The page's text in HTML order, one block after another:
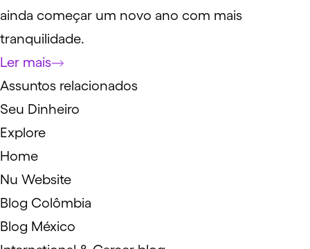
ainda começar um novo ano com mais
tranquilidade.
Ler mais
Assuntos relacionados
Seu Dinheiro
Explore
Home
Nu Website
Blog Colômbia
Blog México